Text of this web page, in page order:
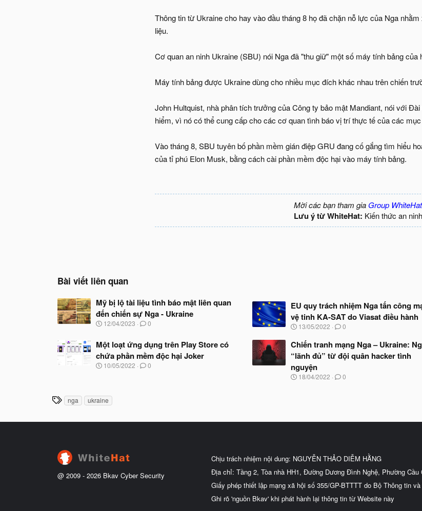
Thông tin từ Ukraine cho hay vào đầu tháng 8 họ đã chặn nỗ lực của Nga
liệu.
Cơ quan an ninh Ukraine (SBU) nói Nga đã "thu giữ" một số máy tính bảng
Máy tính bảng được Ukraine dùng cho nhiều mục đích khác nhau trên chiến
John Hultquist, nhà phân tích trưởng của Công ty bảo mật Mandiant, nói với
hiểm, vì nó có thể cung cấp cho các cơ quan tình báo vị trí thực tế của các mục
Vào tháng 8, SBU tuyên bố phần mềm gián điệp GRU đang cố gắng tìm hiểu
của tỉ phú Elon Musk, bằng cách cài phần mềm độc hại vào máy tính bảng.
Mời các bạn tham gia Group WhiteHat
Lưu ý từ WhiteHat: Kiến thức an
Bài viết liên quan
Mỹ bị lộ tài liệu tình báo mật liên quan
đến chiến sự Nga - Ukraine
N
y
b
ắ
u
12/04/2023 0
EU quy trách nhiệm Nga tấn công
vệ tinh KA-SAT do Viasat điều hành
N
à
y
b
ắ
t
13/05/2022 0
Một loạt ứng dụng trên Play Store có
chứa phần mềm độc hại Joker
N
b
ắ
đ
10/05/2022 0
Chiến tranh mạng Nga – Ukraine:
“lãnh đủ” từ đội quân hacker tình
nguyện
N
18/04/2022 0
T
ẻ
nga ukraine
@ 2009 - 2026 Bkav Cyber Security
Chịu trách nhiệm nội dung: NGUYỄN THẢO DIỄM HẰNG
Địa chỉ: Tầng 2, Tòa nhà HH1, Đường Dương Đình Nghệ, Phường Cầu
Giấy phép thiết lập mạng xã hội số 355/GP-BTTTT do Bộ Thông tin
Ghi rõ 'nguồn Bkav' khi phát hành lại thông tin từ Website này